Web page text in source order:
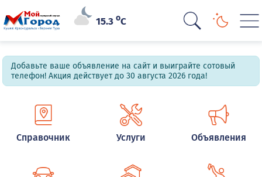
15.3oC
Добавьте ваше объявление на сайт и выиграйте сотовый
телефон! Акция действует до 30 августа 2026 года!
Справочник Услуги Объявления